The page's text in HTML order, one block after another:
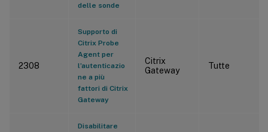
delle sonde
2308
Supporto di
Citrix Probe
Agent per
l’autenticazio
ne a più
fattori di Citrix
Gateway
Citrix
Gateway
Tutte
Disabilitare